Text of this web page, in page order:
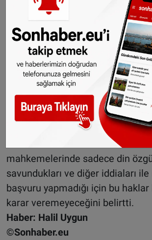
eğitim hakkı (ilk protokol madde
ihlal ettiğini beyan etti. Ayrıca,
Topluluğu Eğitimi kapsamındaki
ayrımcılık yasağını da ihlal
Ancak, Mahkeme bu hakların ihlal
edilmediği konusunda bir karar
Öğrencilerin başvurusu, davanın
gelmeden önce Belçika’daki tüm
başvurulması gerektiği
edilemez” bulundu. Davalıların
mahkemelerinde sadece din
savundukları ve diğer iddiaları
başvuru yapmadığı için bu haklar
karar veremeyeceğini belirtti.
Haber: Halil Uygun
©Sonhaber.eu